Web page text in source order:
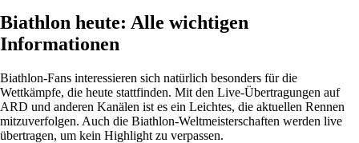
Biathlon heute: Alle wichtigen
Informationen
Biathlon-Fans interessieren sich natürlich besonders für die
Wettkämpfe, die heute stattfinden. Mit den Live-Übertragungen auf
ARD und anderen Kanälen ist es ein Leichtes, die aktuellen Rennen
mitzuverfolgen. Auch die Biathlon-Weltmeisterschaften werden live
übertragen, um kein Highlight zu verpassen.